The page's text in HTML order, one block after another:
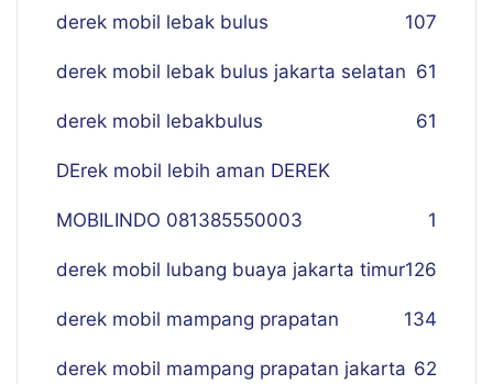
derek mobil lebak bulus 107
derek mobil lebak bulus jakarta selatan 61
derek mobil lebakbulus 61
DErek mobil lebih aman DEREK
MOBILINDO 081385550003 1
derek mobil lubang buaya jakarta timur126
derek mobil mampang prapatan 134
derek mobil mampang prapatan jakarta 62